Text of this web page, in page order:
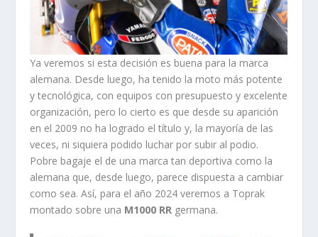
Ya veremos si esta decisión es buena para la marca
alemana. Desde luego, ha tenido la moto más potente
y tecnológica, con equipos con presupuesto y excelente
organización, pero lo cierto es que desde su aparición
en el 2009 no ha logrado el título y, la mayoría de las
veces, ni siquiera podido luchar por subir al podio.
Pobre bagaje el de una marca tan deportiva como la
alemana que, desde luego, parece dispuesta a cambiar
como sea. Así, para el año 2024 veremos a Toprak
montado sobre una M1000 RR germana.